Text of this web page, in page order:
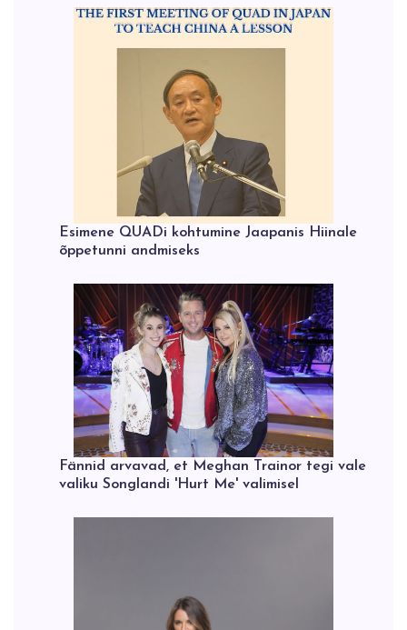
Esimene QUADi kohtumine Jaapanis Hiinale
õppetunni andmiseks
Fännid arvavad, et Meghan Trainor tegi vale
valiku Songlandi 'Hurt Me' valimisel